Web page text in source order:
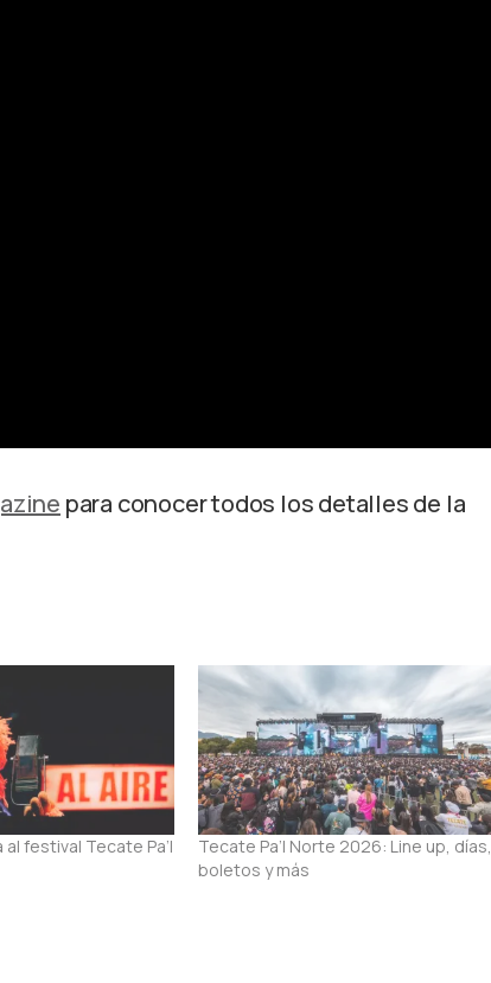
para conocer todos los detalles de la
al festival Tecate Pa’l
Tecate Pa’l Norte 2026: Line up, días,
boletos y más